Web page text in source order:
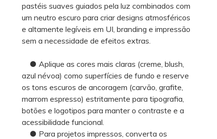
pastéis suaves guiados pela luz combinados com
um neutro escuro para criar designs atmosféricos
e altamente legíveis em UI, branding e impressão
sem a necessidade de efeitos extras.
● Aplique as cores mais claras (creme, blush,
azul névoa) como superfícies de fundo e reserve
os tons escuros de ancoragem (carvão, grafite,
marrom espresso) estritamente para tipografia,
botões e logotipos para manter o contraste e a
acessibilidade funcional.
● Para projetos impressos, converta os